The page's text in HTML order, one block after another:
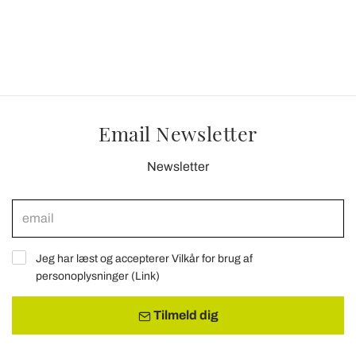
Email Newsletter
Newsletter
Jeg har læst og accepterer Vilkår for brug af
personoplysninger (Link)
Tilmeld dig